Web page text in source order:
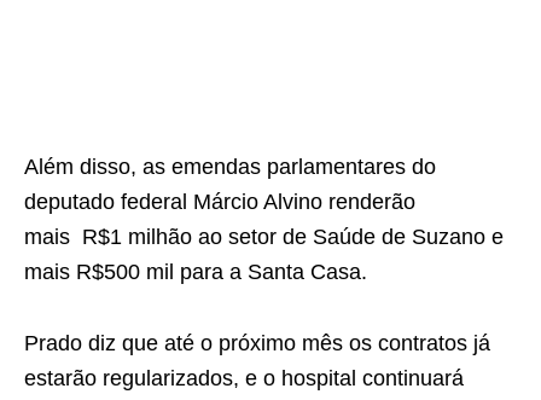
Além disso, as emendas parlamentares do
deputado federal Márcio Alvino renderão
mais R$1 milhão ao setor de Saúde de Suzano e
mais R$500 mil para a Santa Casa.
Prado diz que até o próximo mês os contratos já
estarão regularizados, e o hospital continuará